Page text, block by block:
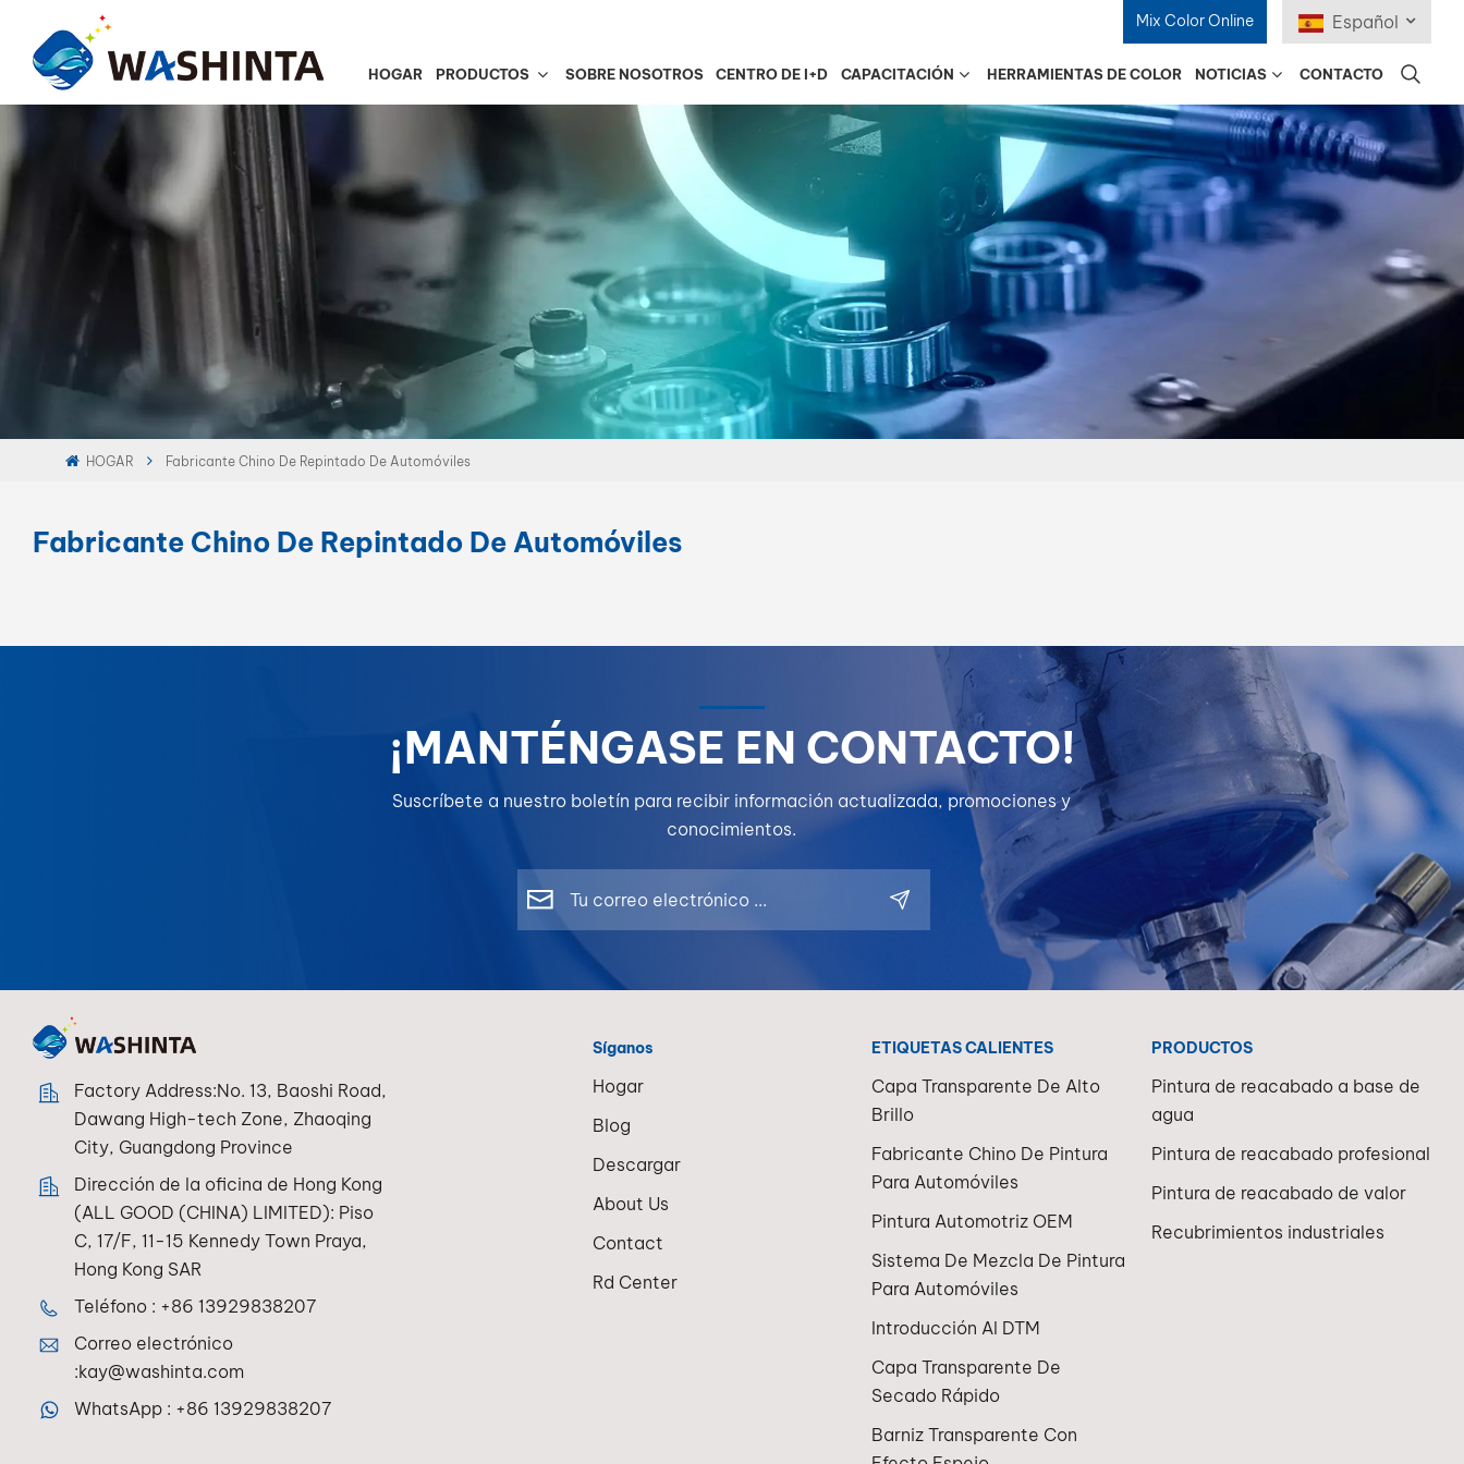
Mix Color Online Español
English
Français
Deutsch
Português
HOGAR PRODUCTOS SOBRE NOSOTROS CENTRO DE I+D CAPACITACIÓN HERRAMIENTAS DE COLOR NOTICIAS CONTACTO
HOGAR Fabricante Chino De Repintado De Automóviles
Fabricante Chino De Repintado De Automóviles
¡MANTÉNGASE EN CONTACTO!
Suscríbete a nuestro boletín para recibir información actualizada, promociones y
conocimientos.
Factory Address:No. 13, Baoshi Road,
Dawang High-tech Zone, Zhaoqing
City, Guangdong Province
Dirección de la oficina de Hong Kong
(ALL GOOD (CHINA) LIMITED): Piso
C, 17/F, 11-15 Kennedy Town Praya,
Hong Kong SAR
Teléfono : +86 13929838207
Correo electrónico
:kay@washinta.com
WhatsApp : +86 13929838207
PRODUCTOS
Pintura de reacabado a base de
agua
Pintura de reacabado profesional
Pintura de reacabado de valor
Recubrimientos industriales
ETIQUETAS CALIENTES
Capa Transparente De Alto
Brillo
Fabricante Chino De Pintura
Para Automóviles
Pintura Automotriz OEM
Sistema De Mezcla De Pintura
Para Automóviles
Introducción Al DTM
Capa Transparente De
Secado Rápido
Barniz Transparente Con
Síganos
Hogar
Blog
Descargar
About Us
Contact
Rd Center